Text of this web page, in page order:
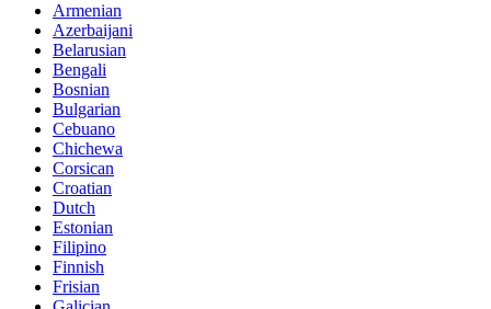
Armenian
Azerbaijani
Belarusian
Bengali
Bosnian
Bulgarian
Cebuano
Chichewa
Corsican
Croatian
Dutch
Estonian
Filipino
Finnish
Frisian